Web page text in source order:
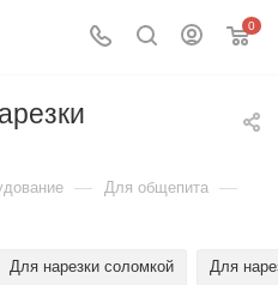
0
— Для общепита —
Для нарезки соломкой Для